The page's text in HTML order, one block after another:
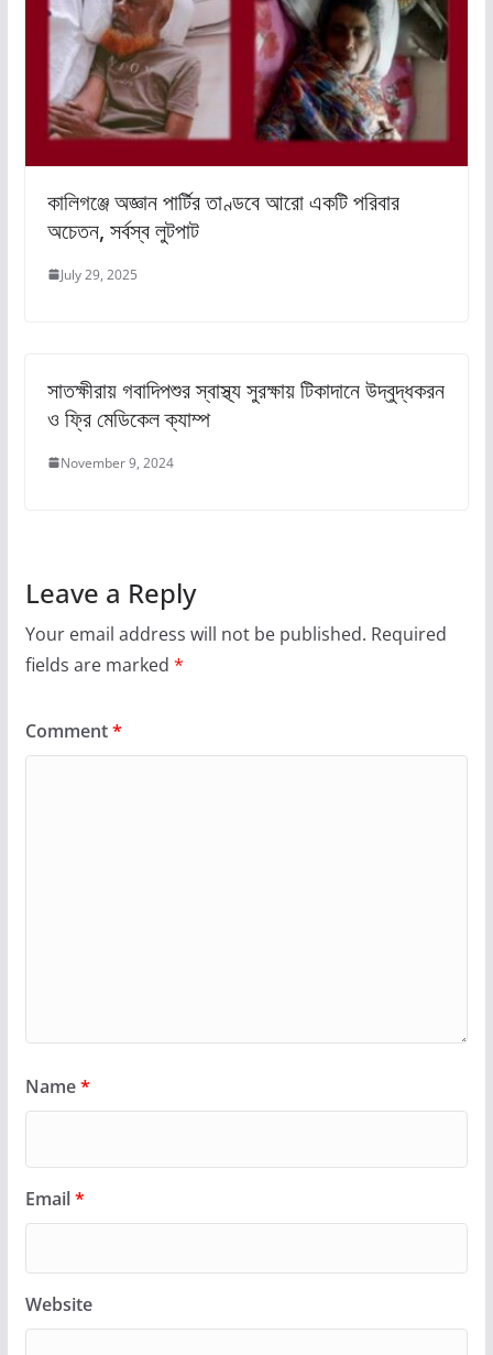
কালিগঞ্জে অজ্ঞান পার্টির তাণ্ডবে আরো একটি পরিবার
অচেতন, সর্বস্ব লুটপাট
July 29, 2025
সাতক্ষীরায় গবাদিপশুর স্বাস্থ্য সুরক্ষায় টিকাদানে উদ্বুদ্ধকরন
ও ফ্রি মেডিকেল ক্যাম্প
November 9, 2024
Leave a Reply
Your email address will not be published. Required
fields are marked *
Comment*
Name*
Email*
Website